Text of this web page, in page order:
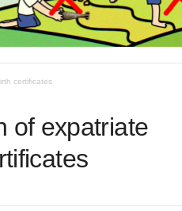
certificates
of expatriate